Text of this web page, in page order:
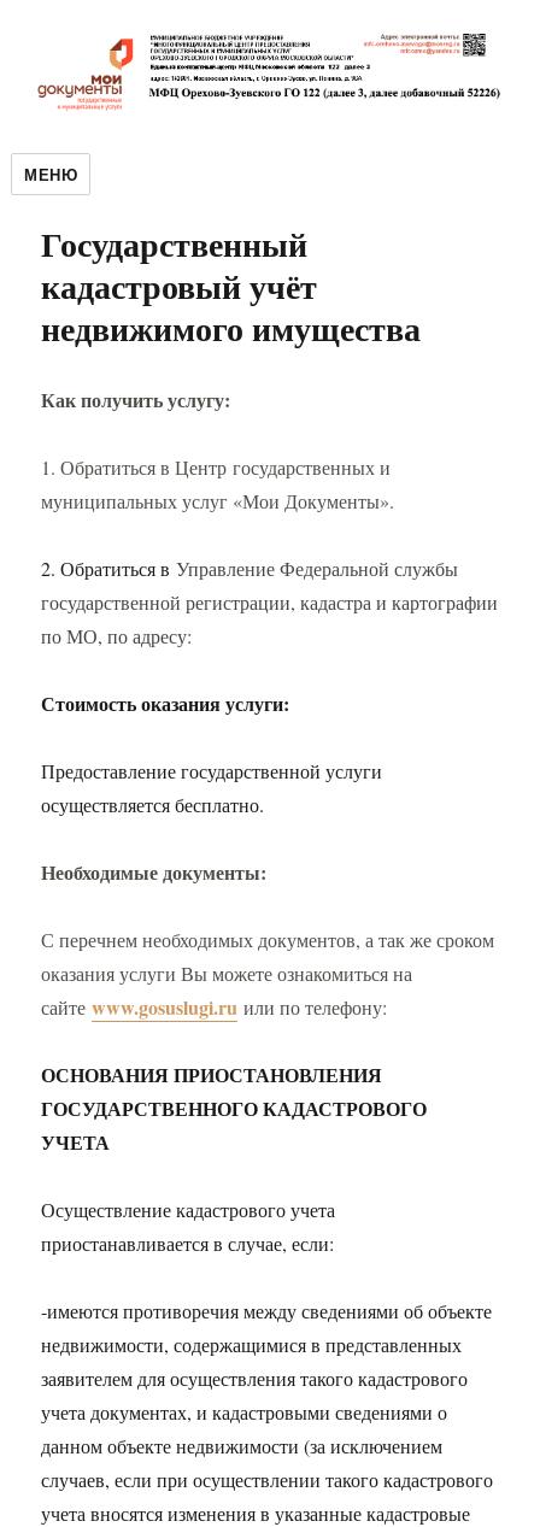
МЕНЮ
Государственный
кадастровый учёт
недвижимого имущества
Как получить услугу:
1. Обратиться в Центр государственных и
муниципальных услуг «Мои Документы».
2. Обратиться вУправление Федеральной службы
государственной регистрации, кадастра и картографии
по МО, по адресу:
Стоимость оказания услуги:
Предоставление государственной услуги
осуществляется бесплатно.
Необходимые документы:
С перечнем необходимых документов, а так же сроком
оказания услуги Вы можете ознакомиться на
сайтеwww.gosuslugi.ru или по телефону:
ОСНОВАНИЯ ПРИОСТАНОВЛЕНИЯ
ГОСУДАРСТВЕННОГО КАДАСТРОВОГО
УЧЕТА
Осуществление кадастрового учета
приостанавливается в случае, если:
-имеются противоречия между сведениями об объекте
недвижимости, содержащимися в представленных
заявителем для осуществления такого кадастрового
учета документах, и кадастровыми сведениями о
данном объекте недвижимости (за исключением
случаев, если при осуществлении такого кадастрового
учета вносятся изменения в указанные кадастровые